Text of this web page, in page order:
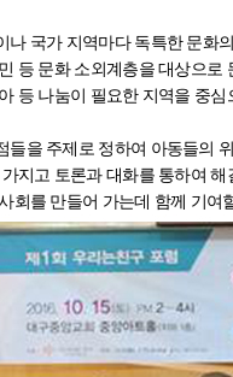
나 국가 지역마다 독특한 문화
등 문화 소외계층을 대상으
등 나눔이 필요한 지역을 중
들을 주제로 정하여 아동들의
지고 토론과 대화를 통하여
회를 만들어 가는데 함께 기여